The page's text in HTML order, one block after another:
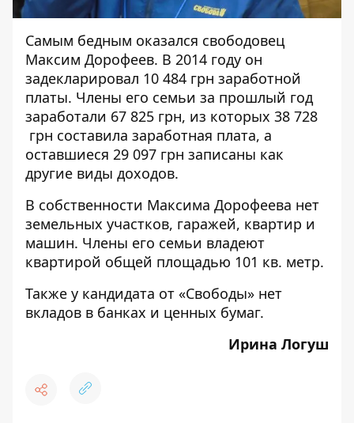
Самым бедным оказался свободовец
Максим Дорофеев. В 2014 году он
задекларировал 10 484 грн заработной
платы. Члены его семьи за прошлый год
заработали 67 825 грн, из которых 38 728
грн составила заработная плата, а
оставшиеся 29 097 грн записаны как
другие виды доходов.
В собственности Максима Дорофеева нет
земельных участков, гаражей, квартир и
машин. Члены его семьи владеют
квартирой общей площадью 101 кв. метр.
Также у кандидата от «Свободы» нет
вкладов в банках и ценных бумаг.
Ирина Логуш